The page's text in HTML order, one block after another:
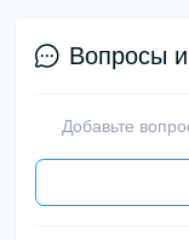
Вопросы
Добавьте